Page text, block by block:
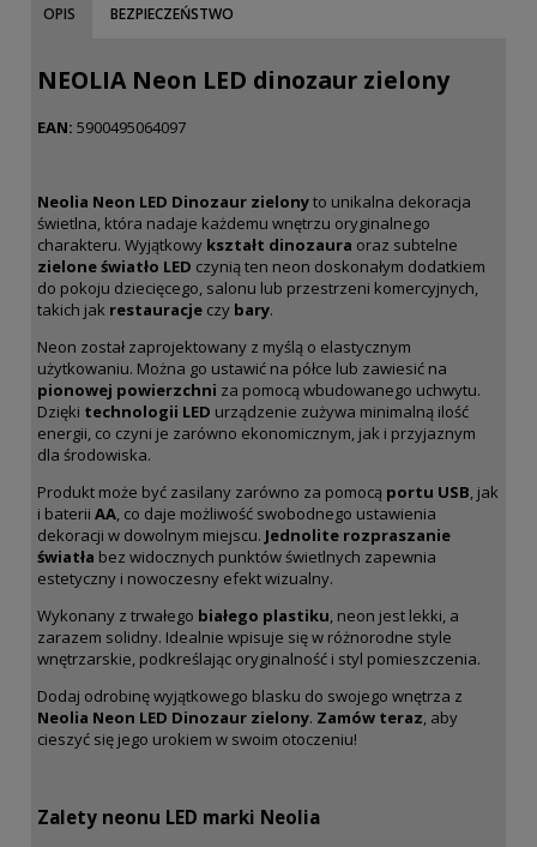
OPIS BEZPIECZEŃSTWO
NEOLIA Neon LED dinozaur zielony
EAN: 5900495064097
Neolia Neon LED Dinozaur zielonyto unikalna dekoracja
świetlna, która nadaje każdemu wnętrzu oryginalnego
charakteru. Wyjątkowy kształt dinozaura oraz subtelne
zielone światło LED czynią ten neon doskonałym dodatkiem
do pokoju dziecięcego, salonu lub przestrzeni komercyjnych,
takich jak restauracje czy bary.
Neon został zaprojektowany z myślą o elastycznym
użytkowaniu. Można go ustawić na półce lub zawiesić na
pionowej powierzchni za pomocą wbudowanego uchwytu.
Dzięki technologii LED urządzenie zużywa minimalną ilość
energii, co czyni je zarówno ekonomicznym, jak i przyjaznym
dla środowiska.
Produkt może być zasilany zarówno za pomocą portu USB, jak
i baterii AA, co daje możliwość swobodnego ustawienia
dekoracji w dowolnym miejscu. Jednolite rozpraszanie
światła bez widocznych punktów świetlnych zapewnia
estetyczny i nowoczesny efekt wizualny.
Wykonany z trwałego białego plastiku, neon jest lekki, a
zarazem solidny. Idealnie wpisuje się w różnorodne style
wnętrzarskie, podkreślając oryginalność i styl pomieszczenia.
Dodaj odrobinę wyjątkowego blasku do swojego wnętrza z
Neolia Neon LED Dinozaur zielony. Zamów teraz, aby
cieszyć się jego urokiem w swoim otoczeniu!
Zalety neonu LED marki Neolia